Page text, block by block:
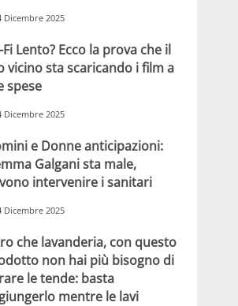
Dicembre 2025
Fi Lento? Ecco la prova che il
vicino sta scaricando i film a
spese
Dicembre 2025
e Donne anticipazioni:
Galgani sta male,
intervenire i sanitari
Dicembre 2025
che lavanderia, con questo
non hai più bisogno di
le tende: basta
mentre le lavi